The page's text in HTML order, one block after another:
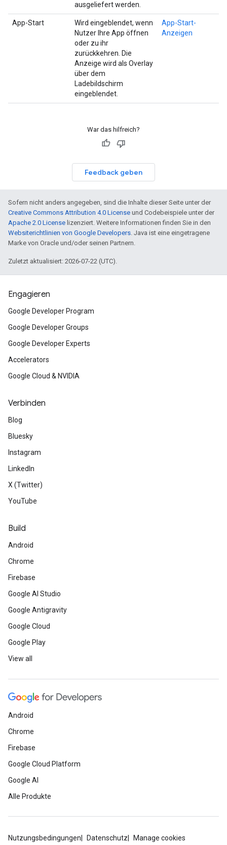
ausgeliefert werden.
App-Start
Wird eingeblendet, wenn
Nutzer Ihre App öffnen
oder zu ihr
zurückkehren. Die
Anzeige wird als Overlay
über dem
Ladebildschirm
eingeblendet.
App-Start-
Anzeigen
War das hilfreich?
Feedback geben
Sofern nicht anders angegeben, sind die Inhalte dieser Seite unter der
Creative Commons Attribution 4.0 License und Codebeispiele unter der
Apache 2.0 License lizenziert. Weitere Informationen finden Sie in den
Websiterichtlinien von Google Developers. Java ist eine eingetragene
Marke von Oracle und/oder seinen Partnern.
Zuletzt aktualisiert: 2026-07-22 (UTC).
Engagieren
Google Developer Program
Google Developer Groups
Google Developer Experts
Accelerators
Google Cloud & NVIDIA
Verbinden
Blog
Bluesky
Instagram
LinkedIn
X (Twitter)
YouTube
Build
Android
Chrome
Firebase
Google AI Studio
Google Antigravity
Google Cloud
Google Play
View all
Android
Chrome
Firebase
Google Cloud Platform
Google AI
Alle Produkte
Nutzungsbedingungen Datenschutz Manage cookies